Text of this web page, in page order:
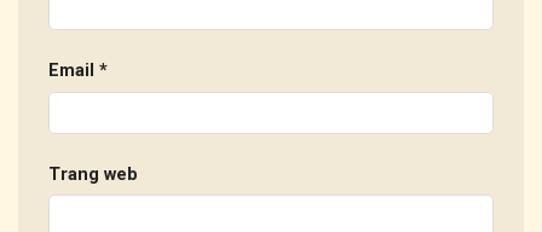
Email *
Trang web